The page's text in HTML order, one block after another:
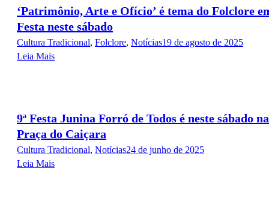
‘Patrimônio, Arte e Ofício’ é tema do Folclore
Festa neste sábado
Cultura Tradicional, Folclore, Notícias19 de agosto de 2025
Leia Mais
9ª Festa Junina Forró de Todos é neste sábado na
Praça do Caiçara
Cultura Tradicional, Notícias24 de junho de 2025
Leia Mais